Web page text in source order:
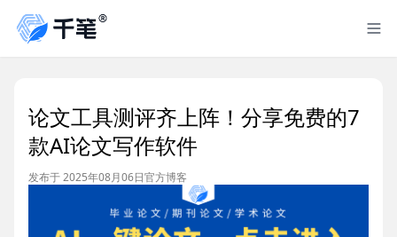
论文工具测评齐上阵！分享免费的7
款AI论文写作软件
发布于 2025年08月06日官方博客